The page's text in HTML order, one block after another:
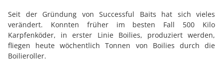
Seit der Gründung von Successful Baits hat sich vieles
verändert. Konnten früher im besten Fall 500 Kilo
Karpfenköder, in erster Linie Boilies, produziert werden,
fliegen heute wöchentlich Tonnen von Boilies durch die
Boilieroller.